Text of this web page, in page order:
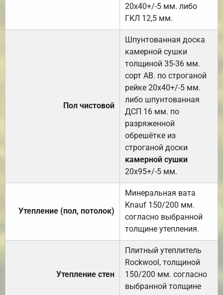
20х40+/-5 мм. либо
ГКЛ 12,5 мм.
Пол чистовой
Шпунтованная доска
камерной сушки
толщиной 35-36 мм.
сорт АВ. по строганой
рейке 20х40+/-5 мм.
либо шпунтованная
ДСП 16 мм. по
разряженной
обрешётке из
строганой доски
камерной сушки
20х95+/-5 мм.
Утепление (пол, потолок)
Минеральная вата
Knauf 150/200 мм.
согласно выбранной
толщине утепления.
Утепление стен
Плитный утеплитель
Rockwool, толщиной
150/200 мм. согласно
выбранной толщине